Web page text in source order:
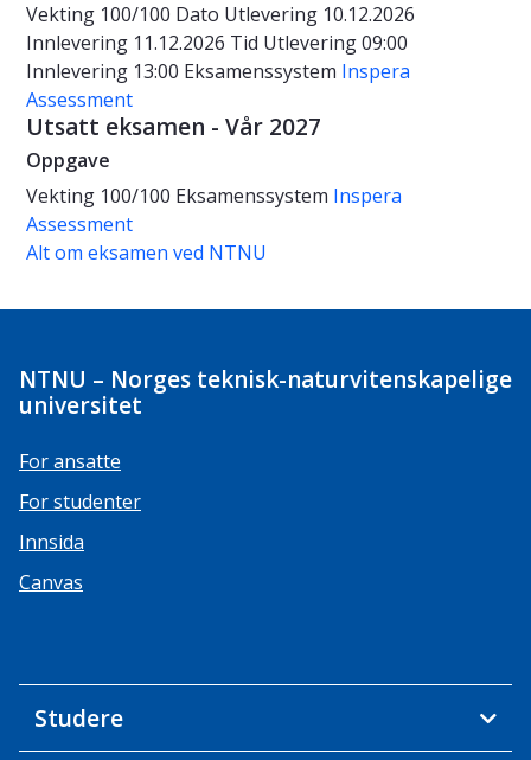
Vekting 100/100 Dato Utlevering 10.12.2026
Innlevering 11.12.2026 Tid Utlevering 09:00
Innlevering 13:00 Eksamenssystem Inspera
Assessment
Utsatt eksamen - Vår 2027
Oppgave
Vekting 100/100 Eksamenssystem Inspera
Assessment
Alt om eksamen ved NTNU
NTNU – Norges teknisk-naturvitenskapelige
universitet
For ansatte
For studenter
Innsida
Canvas
Studere